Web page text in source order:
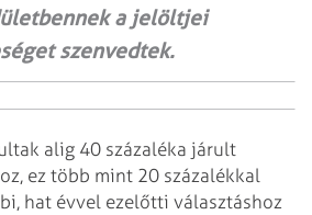
a jelöltjei
szenvedtek.
alig 40 százaléka járult
ez több mint 20 százalékkal
hat évvel ezelőtti választáshoz